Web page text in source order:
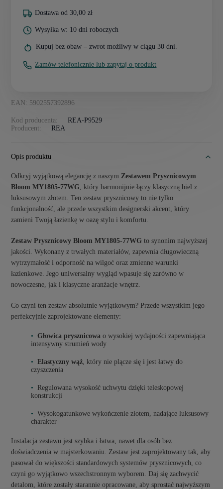
EAN: 5902557392896
Kod producenta:
REA-P9529
Producent:
REA
Dostawa od 30,00 zł
Wysyłka w: 10 dni roboczych
Kupuj bez obaw – zwrot możliwy w ciągu 30 dni.
Zamów telefonicznie lub zapytaj o produkt
Opis produktu
Odkryj wyjątkową elegancję z naszym Zestawem Prysznicowym
Bloom MY1805-77WG , który harmonijnie łączy klasyczną biel z
luksusowym złotem. Ten zestaw prysznicowy to nie tylko
funkcjonalność, ale przede wszystkim designerski akcent, który
zamieni Twoją łazienkę w oazę stylu i komfortu.
Zestaw Prysznicowy Bloom MY1805-77WG to synonim najwyższej
jakości. Wykonany z trwałych materiałów, zapewnia długowieczną
wytrzymałość i odporność na wilgoć oraz zmienne warunki
łazienkowe. Jego uniwersalny wygląd wpasuje się zarówno w
nowoczesne, jak i klasyczne aranżacje wnętrz.
Co czyni ten zestaw absolutnie wyjątkowym? Przede wszystkim jego
perfekcyjnie zaprojektowane elementy:
Głowica prysznicowa o wysokiej wydajności zapewniająca
intensywny strumień wody
Elastyczny wąż , który nie plącze się i jest łatwy do
czyszczenia
Regulowana wysokość uchwytu dzięki teleskopowej
konstrukcji
Wysokogatunkowe wykończenie złotem, nadające luksusowy
charakter
Instalacja zestawu jest szybka i łatwa, nawet dla osób bez
doświadczenia w majsterkowaniu. Zestaw jest zaprojektowany tak, aby
pasował do większości standardowych systemów prysznicowych, co
czyni go wyjątkowo wszechstronnym wyborem. Daj się zachwycić
detalom, które zostały starannie opracowane, aby sprostać najwyższym